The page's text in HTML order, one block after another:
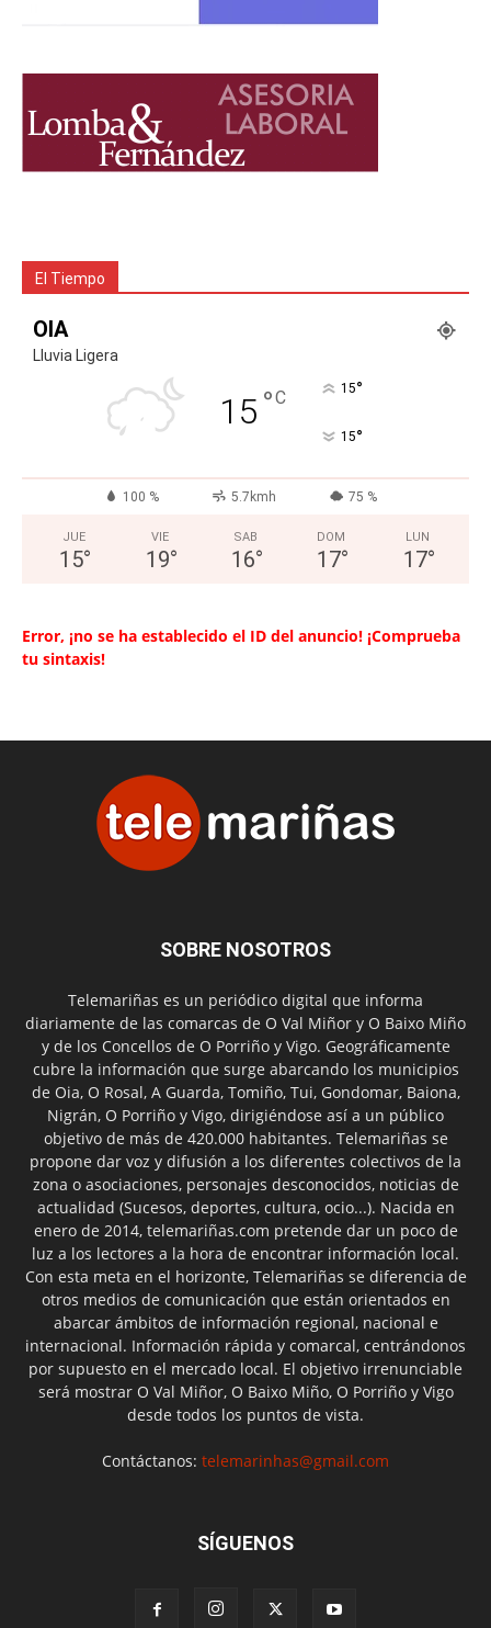
El Tiempo
OIA
Lluvia Ligera
15 °C 15°
15°
100 % 5.7kmh 75 %
JUE
15°
VIE
19°
SAB
16°
DOM
17°
LUN
17°
Error, ¡no se ha establecido el ID del anuncio! ¡Comprueba
tu sintaxis!
SOBRE NOSOTROS
Telemariñas es un periódico digital que informa
diariamente de las comarcas de O Val Miñor y O Baixo Miño
y de los Concellos de O Porriño y Vigo. Geográficamente
cubre la información que surge abarcando los municipios
de Oia, O Rosal, A Guarda, Tomiño, Tui, Gondomar, Baiona,
Nigrán, O Porriño y Vigo, dirigiéndose así a un público
objetivo de más de 420.000 habitantes. Telemariñas se
propone dar voz y difusión a los diferentes colectivos de la
zona o asociaciones, personajes desconocidos, noticias de
actualidad (Sucesos, deportes, cultura, ocio...). Nacida en
enero de 2014, telemariñas.com pretende dar un poco de
luz a los lectores a la hora de encontrar información local.
Con esta meta en el horizonte, Telemariñas se diferencia de
otros medios de comunicación que están orientados en
abarcar ámbitos de información regional, nacional e
internacional. Información rápida y comarcal, centrándonos
por supuesto en el mercado local. El objetivo irrenunciable
será mostrar O Val Miñor, O Baixo Miño, O Porriño y Vigo
desde todos los puntos de vista.
Contáctanos: telemarinhas@gmail.com
SÍGUENOS